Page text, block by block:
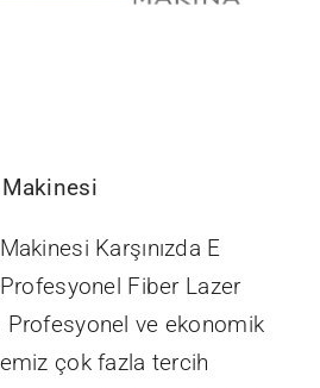
Karşınızda E
Fiber Lazer
Profesyonel ve ekonomik
çok fazla tercih